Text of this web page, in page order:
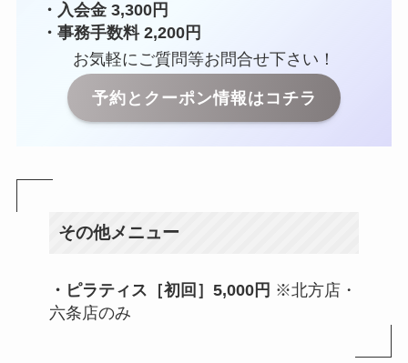
・入会金 3,300円
・事務手数料 2,200円
お気軽にご質問等お問合せ下さい！
予約とクーポン情報はコチラ
その他メニュー
・ピラティス［初回］5,000円 ※北方店・
六条店のみ